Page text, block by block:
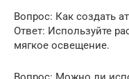
Вопрос: Как создать
Ответ: Используйте
мягкое освещение.